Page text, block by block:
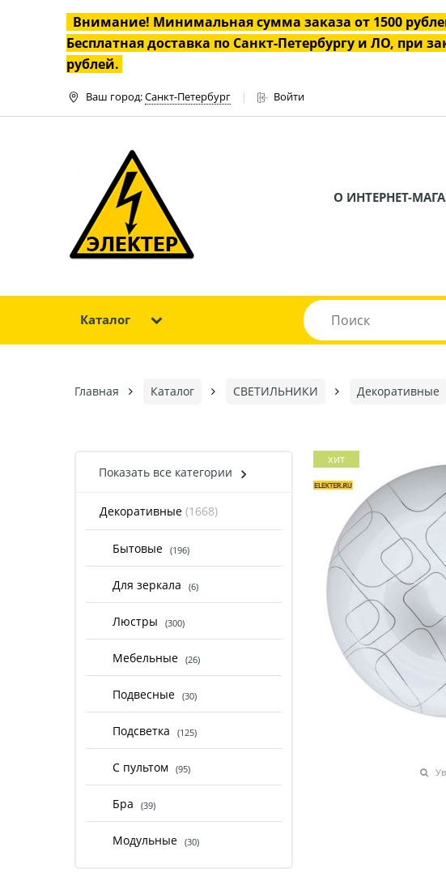
Внимание! Минимальная сумма заказа от 1500
Бесплатная доставка по Санкт-Петербургу и ЛО, при
рублей.
Ваш город:Санкт-Петербург Войти
О ИНТЕРНЕТ-
Каталог
Главная Каталог СВЕТИЛЬНИКИ Декоративные
Показать все категории
Декоративные (1668)
Бытовые (196)
Для зеркала (6)
Люстры (300)
Мебельные (26)
Подвесные (30)
Подсветка (125)
С пультом (95)
Бра (39)
Модульные (30)
хит